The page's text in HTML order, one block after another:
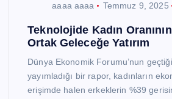
aaaa aaaa Temmuz 9, 2025
Teknolojide Kadın
Ortak Geleceğe Yatırım
Dünya Ekonomik Forumu’nun
yayımladığı bir rapor, kadınların
erişimde halen erkeklerin %39